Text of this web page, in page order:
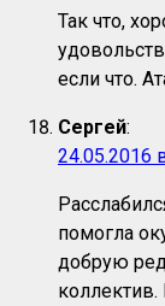
Так что,
если что.
Сергей:
24.05.2016
помогла
добрую
коллектив.